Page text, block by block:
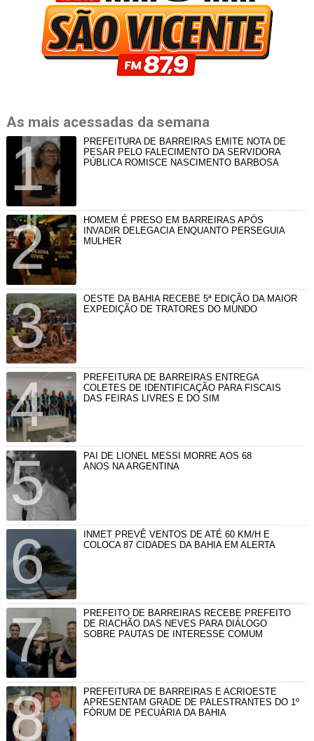
As mais acessadas da semana
PREFEITURA DE BARREIRAS EMITE NOTA DE
PESAR PELO FALECIMENTO DA SERVIDORA
PÚBLICA ROMISCE NASCIMENTO BARBOSA
HOMEM É PRESO EM BARREIRAS APÓS
INVADIR DELEGACIA ENQUANTO PERSEGUIA
MULHER
OESTE DA BAHIA RECEBE 5ª EDIÇÃO DA MAIOR
EXPEDIÇÃO DE TRATORES DO MUNDO
PREFEITURA DE BARREIRAS ENTREGA
COLETES DE IDENTIFICAÇÃO PARA FISCAIS
DAS FEIRAS LIVRES E DO SIM
PAI DE LIONEL MESSI MORRE AOS 68
ANOS NA ARGENTINA
INMET PREVÊ VENTOS DE ATÉ 60 KM/H E
COLOCA 87 CIDADES DA BAHIA EM ALERTA
PREFEITO DE BARREIRAS RECEBE PREFEITO
DE RIACHÃO DAS NEVES PARA DIÁLOGO
SOBRE PAUTAS DE INTERESSE COMUM
PREFEITURA DE BARREIRAS E ACRIOESTE
APRESENTAM GRADE DE PALESTRANTES DO 1º
FÓRUM DE PECUÁRIA DA BAHIA